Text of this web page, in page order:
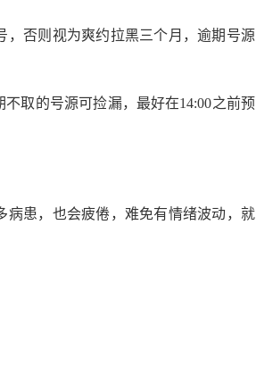
，否则视为爽约拉黑三个月，逾期号源
取的号源可捡漏，最好在14:00之前预
病患，也会疲倦，难免有情绪波动，就